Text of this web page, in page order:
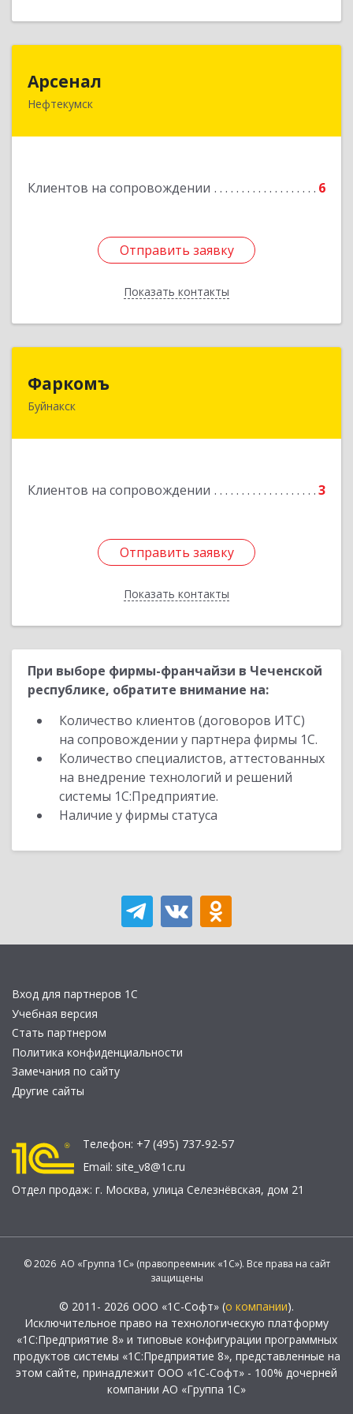
Арсенал
Нефтекумск
Клиентов на сопровождении 6
Отправить заявку
Показать контакты
Отправить заявку
Назад
Фаркомъ
Буйнакск
Клиентов на сопровождении 3
Отправить заявку
Показать контакты
Отправить заявку
Назад
При выборе фирмы-франчайзи в Чеченской
республике, обратите внимание на:
Количество клиентов (договоров ИТС)
на сопровождении у партнера фирмы 1С.
Количество специалистов, аттестованных
на внедрение технологий и решений
системы 1С:Предприятие.
Наличие у фирмы статуса
Вход для партнеров 1С
Учебная версия
Стать партнером
Политика конфиденциальности
Замечания по сайту
Другие сайты
Телефон: +7 (495) 737-92-57
Email: site_v8@1c.ru
Отдел продаж: г. Москва, улица Селезнёвская, дом 21
© 2026 АО «Группа 1С» (правопреемник «1С»). Все права на сайт
защищены
© 2011- 2026 ООО «1С-Софт» (о компании).
Исключительное право на технологическую платформу
«1С:Предприятие 8» и типовые конфигурации программных
продуктов системы «1С:Предприятие 8», представленные на
этом сайте, принадлежит ООО «1С-Софт» - 100% дочерней
компании АО «Группа 1С»